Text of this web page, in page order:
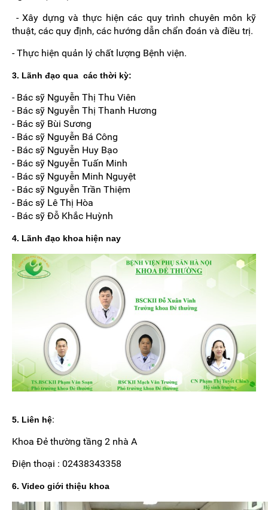
- Xây dựng và thực hiện các quy trình chuyên môn kỹ
thuật, các quy định, các hướng dẫn chẩn đoán và điều trị.
- Thực hiện quản lý chất lượng Bệnh viện.
3. Lãnh đạo qua các thời kỳ:
- Bác sỹ Nguyễn Thị Thu Viên
- Bác sỹ Nguyễn Thị Thanh Hương
- Bác sỹ Bùi Sương
- Bác sỹ Nguyễn Bá Công
- Bác sỹ Nguyễn Huy Bạo
- Bác sỹ Nguyễn Tuấn Minh
- Bác sỹ Nguyễn Minh Nguyệt
- Bác sỹ Nguyễn Trần Thiệm
- Bác sỹ Lê Thị Hòa
- Bác sỹ Đỗ Khắc Huỳnh
4. Lãnh đạo khoa hiện nay
5. Liên hệ:
Khoa Đẻ thường tầng 2 nhà A
Điện thoại : 02438343358
6. Video giới thiệu khoa